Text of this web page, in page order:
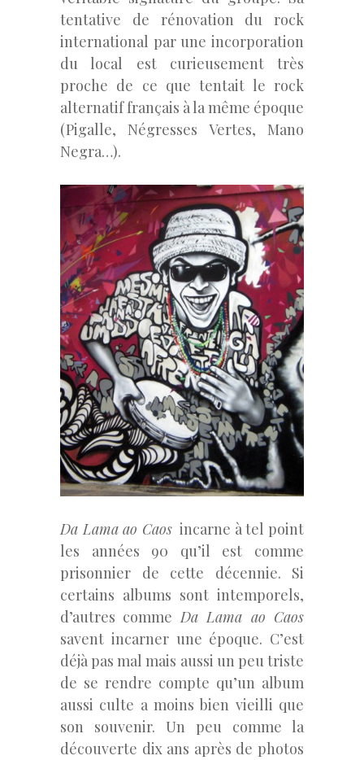
tentative de rénovation du rock
international par une incorporation
du local est curieusement très
proche de ce que tentait le rock
alternatif français à la même époque
(Pigalle, Négresses Vertes, Mano
Negra…).
Da Lama ao Caosincarne à tel point
les années 90 qu’il est comme
prisonnier de cette décennie. Si
certains albums sont intemporels,
d’autres commeDa Lama ao Caos
savent incarner une époque. C’est
déjà pas mal mais aussi un peu triste
de se rendre compte qu’un album
aussi culte a moins bien vieilli que
son souvenir. Un peu comme la
découverte dix ans après de photos